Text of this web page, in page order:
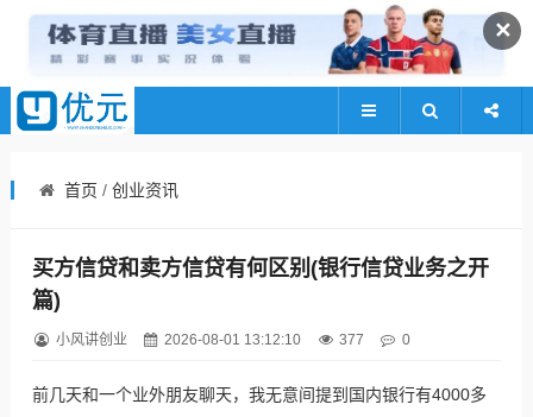
✕
首页 / 创业资讯
买方信贷和卖方信贷有何区别(银行信贷业务之开
篇)
小风讲创业 2026-08-01 13:12:10 377 0
前几天和一个业外朋友聊天，我无意间提到国内银行有4000多